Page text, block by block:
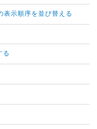
表示順序を並び替える
る